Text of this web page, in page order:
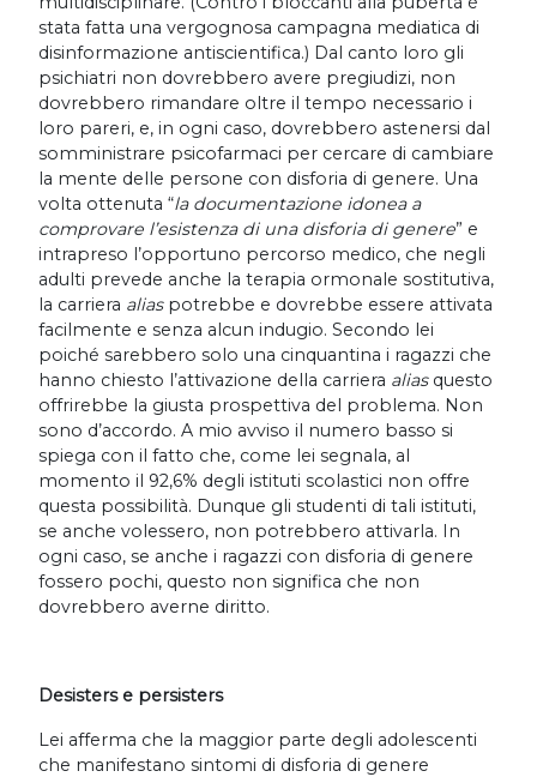
stata fatta una vergognosa campagna mediatica di
disinformazione antiscientifica.) Dal canto loro gli
psichiatri non dovrebbero avere pregiudizi, non
dovrebbero rimandare oltre il tempo necessario i
loro pareri, e, in ogni caso, dovrebbero astenersi dal
somministrare psicofarmaci per cercare di cambiare
la mente delle persone con disforia di genere. Una
volta ottenuta “la documentazione idonea a
comprovare l’esistenza di una disforia di genere” e
intrapreso l’opportuno percorso medico, che negli
adulti prevede anche la terapia ormonale sostitutiva,
la carriera aliaspotrebbe e dovrebbe essere attivata
facilmente e senza alcun indugio. Secondo lei
poiché sarebbero solo una cinquantina i ragazzi che
hanno chiesto l’attivazione della carriera aliasquesto
offrirebbe la giusta prospettiva del problema. Non
sono d’accordo. A mio avviso il numero basso si
spiega con il fatto che, come lei segnala, al
momento il 92,6% degli istituti scolastici non offre
questa possibilità. Dunque gli studenti di tali istituti,
se anche volessero, non potrebbero attivarla. In
ogni caso, se anche i ragazzi con disforia di genere
fossero pochi, questo non significa che non
dovrebbero averne diritto.
Desisters e persisters
Lei afferma che la maggior parte degli adolescenti
che manifestano sintomi di disforia di genere